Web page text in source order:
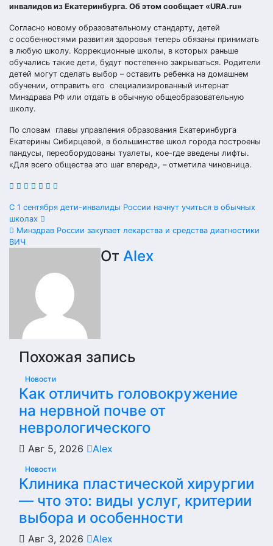
инвалидов из Екатеринбурга. Об этом сообщает «URA.ru»
Согласно новому образовательному стандарту, детей
с особенностями развития здоровья теперь обязаны принимать
в любую школу. Коррекционные школы, в которых раньше
обучались такие дети, будут постепенно закрываться. Родители
детей могут сделать выбор – оставить ребенка на домашнем
обучении, отправить его специализированный интернат
Минздрава РФ или отдать в обычную общеобразовательную
школу.
По словам главы управления образования Екатеринбурга
Екатерины Сибирцевой, в большинстве школ города построены
пандусы, переоборудованы туалеты, кое-где введены лифты.
«Для всего общества это шаг вперед», – отметила чиновница.
Навигация
по
С 1 сентября дети-инвалиды России начнут учиться в обычных
школах
Минздрав России закупает лекарства и средства диагностики
ВИЧ
От Alex
Похожая запись
Новости
Как отличить головокружение
на нервной почве от
неврологического
Авг 5, 2026 Alex
Новости
Клиника пластической хирургии
— что это: виды услуг, критерии
выбора и особенности
Авг 3, 2026 Alex